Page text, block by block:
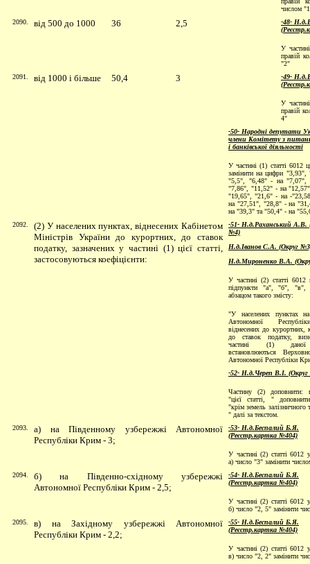
числом
2090.
від 500 до 1000 36 2,5
-48-
У
правій
"2"
2091.
від 1000 і більше 50,4 3
-49-
У
правій
4"
-50- Народні депутати
члени Комітету з
і банківської діяльності
У частині (1) статті 6012
замінити на цифри
"5,5", "6,48" - на "7,07",
"7,86", "11,52" - на
"19,65", "21,6" - на -
на "27,51", "28,8" - на
на "39,3" та "50,4" - на
2092.
(2) У населених пунктах, віднесених Кабінетом
Міністрів України до курортних, до ставок
податку, зазначених у частині (1) цієї статті,
застосовуються коефіцієнти:
-51- Н.д.Раханський А.В.
№4)
Н.д.Іванов С.А. (Округ
Н.д.Мироненко В.А.
У частині (2) статті 6012
підпункти "а", "б", "в",
абзацом такого змісту:
"У населених пунктах на
Автономної
віднесених до курортних,
до ставок податку,
частині (1) даної
встановлюються
Автономної Республіки
-52- Н.д.Череп В.І.
Частину (2) доповнити:
"цієї статті, "
"крім земель залізничного
" далі за текстом.
2093.
а) на Південному узбережжі Автономної
Республіки Крим - 3;
-53- Н.д.Беспалий Б.Я.
(Реєстр.картка №404)
У частині (2) статті 6012
а) число "3" замінити
2094.
б) на Південно-східному узбережжі
Автономної Республіки Крим - 2,5;
-54- Н.д.Беспалий Б.Я.
(Реєстр.картка №404)
У частині (2) статті 6012
б) число "2, 5" замінити
2095.
в) на Західному узбережжі Автономної
Республіки Крим - 2,2;
-55- Н.д.Беспалий Б.Я.
(Реєстр.картка №404)
У частині (2) статті 6012
в) число "2, 2" замінити